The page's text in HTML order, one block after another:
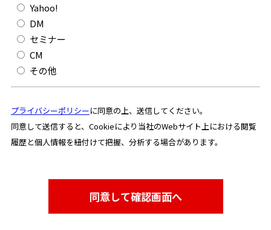
Yahoo!
DM
セミナー
CM
その他
プライバシーポリシーに同意の上、送信してください。
同意して送信すると、Cookieにより当社のWebサイト上における閲覧
履歴と個人情報を紐付けて把握、分析する場合があります。